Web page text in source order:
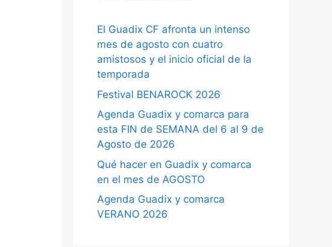
El Guadix CF afronta un intenso
mes de agosto con cuatro
amistosos y el inicio oficial de la
temporada
Festival BENAROCK 2026
Agenda Guadix y comarca para
esta FIN de SEMANA del 6 al 9 de
Agosto de 2026
Qué hacer en Guadix y comarca
en el mes de AGOSTO
Agenda Guadix y comarca
VERANO 2026